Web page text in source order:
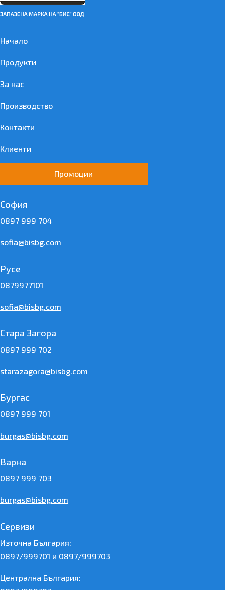
Начало
Продукти
За нас
Производство
Контакти
Клиенти
Промоции
София
0897 999 704
sofia@bisbg.com
Русе
0879977101
sofia@bisbg.com
Стара Загора
0897 999 702
starazagora@bisbg.com
Бургас
0897 999 701
burgas@bisbg.com
Варна
0897 999 703
burgas@bisbg.com
Сервизи
Източна България:
0897/999701 и 0897/999703
Централна България: